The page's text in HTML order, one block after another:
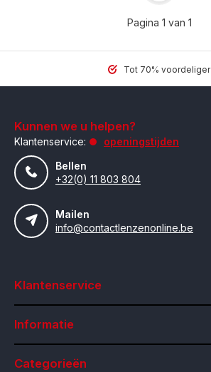
Pagina 1 van 1
Tot 70% voordeliger
Kunnen we u helpen?
Klantenservice:
openingstijden
Bellen
+32(0) 11 803 804
Mailen
info@contactlenzenonline.be
Klantenservice
Informatie
Categorieën